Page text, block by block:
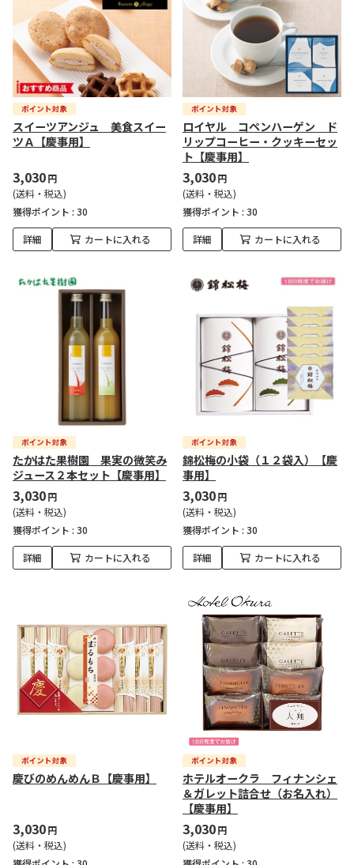
スイーツアンジュ 美食スイー
ツＡ【慶事用】
3,030円
(送料・税込)
獲得ポイント : 30
詳細 カートに入れる
ロイヤル コペンハーゲン ド
リップコーヒー・クッキーセッ
ト【慶事用】
3,030円
(送料・税込)
獲得ポイント : 30
詳細 カートに入れる
たかはた果樹園 果実の微笑み
ジュース２本セット【慶事用】
3,030円
(送料・税込)
獲得ポイント : 30
詳細 カートに入れる
錦松梅の小袋（１２袋入）【慶
事用】
3,030円
(送料・税込)
獲得ポイント : 30
詳細 カートに入れる
慶びのめんめんＢ【慶事用】
3,030円
(送料・税込)
ホテルオークラ フィナンシェ
＆ガレット詰合せ（お名入れ）
【慶事用】
3,030円
(送料・税込)